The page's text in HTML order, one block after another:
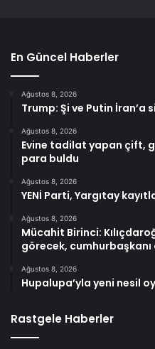
En Güncel Haberler
Ağustos 8, 2026
Trump: Şi ve Putin İran’a
Ağustos 8, 2026
Evine tadilat yapan çift,
para buldu
Ağustos 8, 2026
YENİ Parti, Yargıtay
Ağustos 8, 2026
Mücahit Birinci:
görecek, cumhurbaşkanı
Ağustos 8, 2026
Hupalupa’yla yeni nesil
Rastgele Haberler